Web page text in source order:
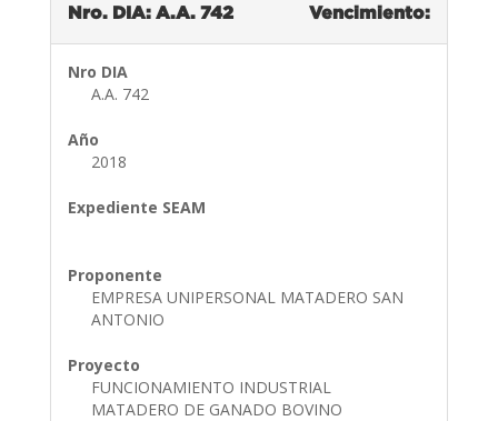
Nro. DIA: A.A. 742 Vencimiento:
Nro DIA
A.A. 742
Año
2018
Expediente SEAM
Proponente
EMPRESA UNIPERSONAL MATADERO SAN
ANTONIO
Proyecto
FUNCIONAMIENTO INDUSTRIAL
MATADERO DE GANADO BOVINO